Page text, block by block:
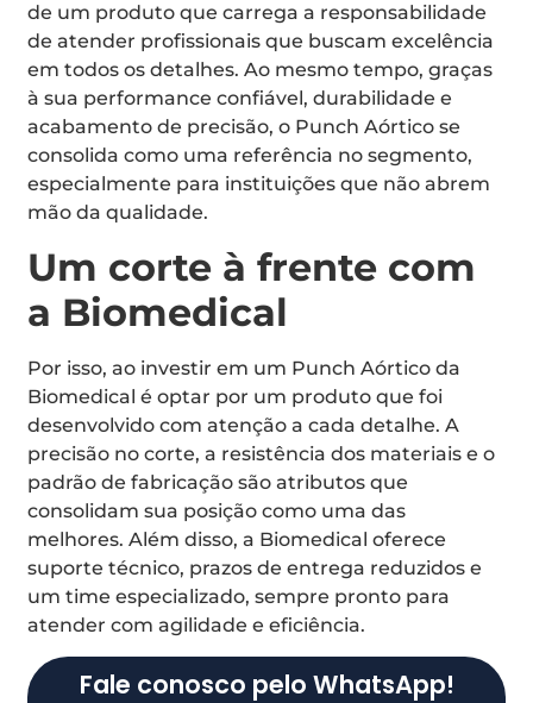
de um produto que carrega a responsabilidade
de atender profissionais que buscam excelência
em todos os detalhes. Ao mesmo tempo, graças
à sua performance confiável, durabilidade e
acabamento de precisão, o Punch Aórtico se
consolida como uma referência no segmento,
especialmente para instituições que não abrem
mão da qualidade.
Um corte à frente com
a Biomedical
Por isso, ao investir em um Punch Aórtico da
Biomedical é optar por um produto que foi
desenvolvido com atenção a cada detalhe. A
precisão no corte, a resistência dos materiais e o
padrão de fabricação são atributos que
consolidam sua posição como uma das
melhores. Além disso, a Biomedical oferece
suporte técnico, prazos de entrega reduzidos e
um time especializado, sempre pronto para
atender com agilidade e eficiência.
Fale conosco pelo WhatsApp!